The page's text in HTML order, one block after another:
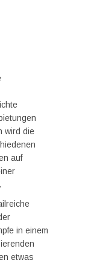
wird die
auf
in einem
etwas